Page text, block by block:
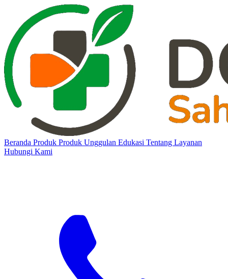
Beranda Produk Produk Unggulan Edukasi Tentang Layanan
Hubungi Kami